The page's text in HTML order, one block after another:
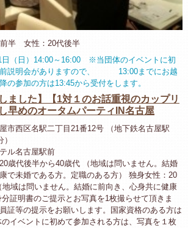
前半 女性：20代後半
日（日）14:00～16:00 ※当団体のイベントに初
前説明会がありますので、 13:00までにお越
の参加の方は13:45から受付をします。
ました】【1対１のお話重視のカップリ
早めのオータムパーティIN名古屋
市西区名駅二丁目21番12号 （地下鉄名古屋駅
ル名古屋駅前
歳代後半から40歳代 （地域は問いません。結婚
で未婚である方。定職のある方） 独身女性：20
域は問いません。結婚に前向き、心身共に健康
証明書のご提示とお写真を1枚撮らせて頂きま
証等の提示をお願いします。国家資格のある方は
イベントに初めて参加される方は、写真を１枚